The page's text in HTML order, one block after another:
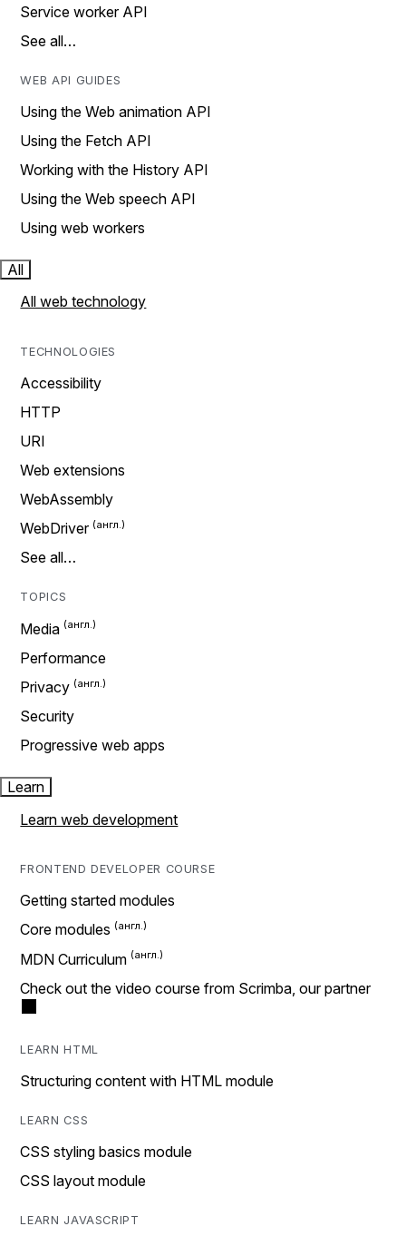
Service worker API
See all…
WEB API GUIDES
Using the Web animation API
Using the Fetch API
Working with the History API
Using the Web speech API
Using web workers
All
All web technology
TECHNOLOGIES
Accessibility
HTTP
URI
Web extensions
WebAssembly
WebDriver
See all…
TOPICS
Media
Performance
Privacy
Security
Progressive web apps
Learn
Learn web development
FRONTEND DEVELOPER COURSE
Getting started modules
Core modules
MDN Curriculum
Check out the video course from Scrimba, our partner
LEARN HTML
Structuring content with HTML module
LEARN CSS
CSS styling basics module
CSS layout module
LEARN JAVASCRIPT